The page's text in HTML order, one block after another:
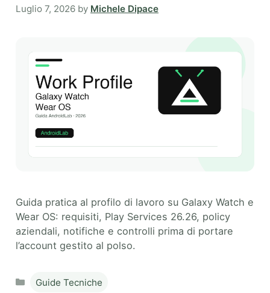
Luglio 7, 2026 by Michele Dipace
Guida pratica al profilo di lavoro su Galaxy Watch e
Wear OS: requisiti, Play Services 26.26, policy
aziendali, notifiche e controlli prima di portare
l’account gestito al polso.
Categories
Guide Tecniche